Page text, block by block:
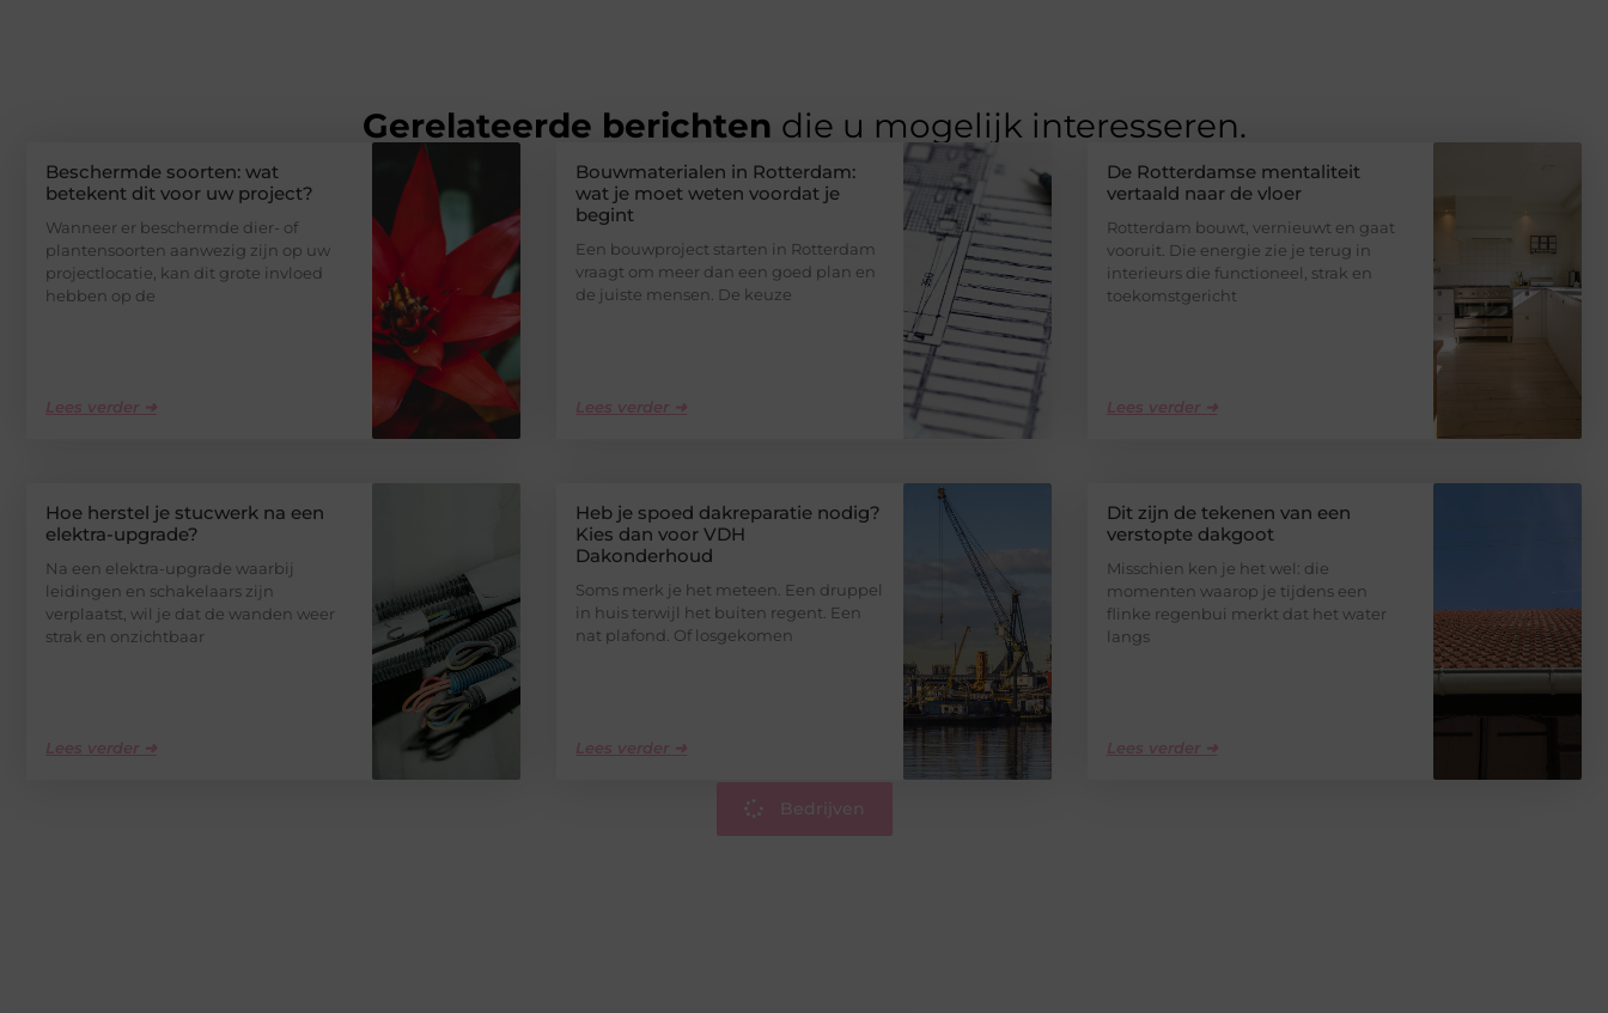
Gerelateerde berichten die u mogelijk interesseren.
Beschermde soorten: wat
betekent dit voor uw project?
Wanneer er beschermde dier- of
plantensoorten aanwezig zijn op uw
projectlocatie, kan dit grote invloed
hebben op de
Lees verder ➜
Bouwmaterialen in Rotterdam:
wat je moet weten voordat je
begint
Een bouwproject starten in Rotterdam
vraagt om meer dan een goed plan en
de juiste mensen. De keuze
Lees verder ➜
De Rotterdamse mentaliteit
vertaald naar de vloer
Rotterdam bouwt, vernieuwt en gaat
vooruit. Die energie zie je terug in
interieurs die functioneel, strak en
toekomstgericht
Lees verder ➜
Hoe herstel je stucwerk na een
elektra-upgrade?
Na een elektra-upgrade waarbij
leidingen en schakelaars zijn
verplaatst, wil je dat de wanden weer
strak en onzichtbaar
Lees verder ➜
Heb je spoed dakreparatie nodig?
Kies dan voor VDH
Dakonderhoud
Soms merk je het meteen. Een druppel
in huis terwijl het buiten regent. Een
nat plafond. Of losgekomen
Lees verder ➜
Dit zijn de tekenen van een
verstopte dakgoot
Misschien ken je het wel: die
momenten waarop je tijdens een
flinke regenbui merkt dat het water
langs
Lees verder ➜
Bedrijven